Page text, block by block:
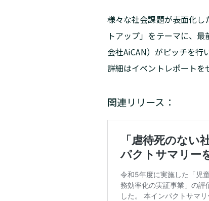
様々な社会課題が表面化
トアップ」をテーマに、
会社AiCAN）がピッチを行
詳細はイベントレポートを
関連リリース：